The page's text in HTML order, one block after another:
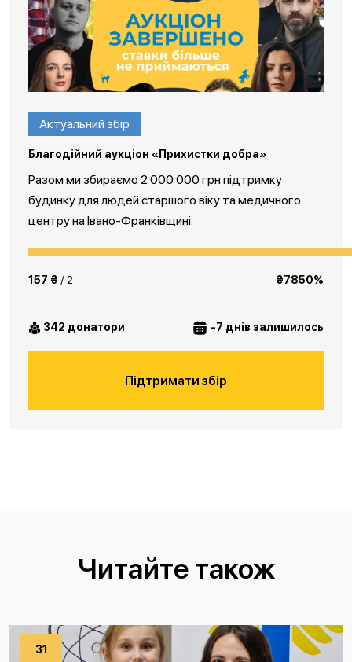
Актуальний збір
Благодійний аукціон «Прихистки добра»
Разом ми збираємо 2 000 000 грн підтримку
будинку для людей старшого віку та медичного
центру на Івано-Франківщині.
157 ₴ / 2 ₴7850%
342 донатори -7 днів залишилось
Підтримати збір
Читайте також
31